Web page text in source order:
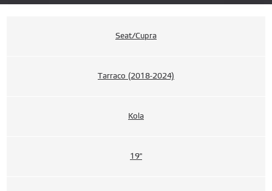
Seat/Cupra
Tarraco (2018-2024)
Kola
19"